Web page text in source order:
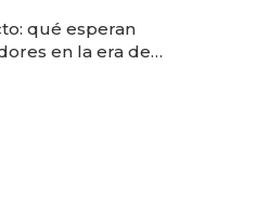
qué esperan
en la era de